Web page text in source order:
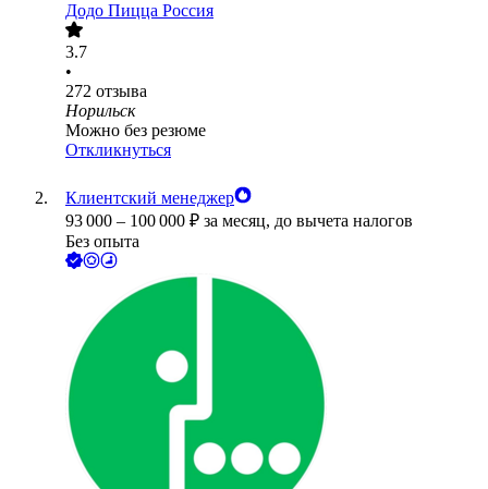
Додо Пицца Россия
3.7
•
272 отзыва
Норильск
Можно без резюме
Откликнуться
Клиентский менеджер
93 000 – 100 000 ₽ за месяц, до вычета налогов
Без опыта